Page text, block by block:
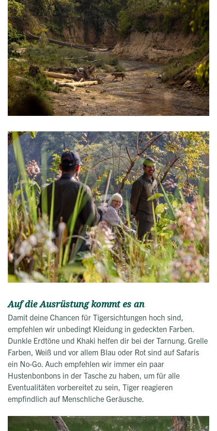
Auf die Ausrüstung kommt es an
Damit deine Chancen für Tigersichtungen hoch sind,
empfehlen wir unbedingt Kleidung in gedeckten Farben.
Dunkle Erdtöne und Khaki helfen dir bei der Tarnung. Grelle
Farben, Weiß und vor allem Blau oder Rot sind auf Safaris
ein No-Go. Auch empfehlen wir immer ein paar
Hustenbonbons in der Tasche zu haben, um für alle
Eventualitäten vorbereitet zu sein, Tiger reagieren
empfindlich auf Menschliche Geräusche.